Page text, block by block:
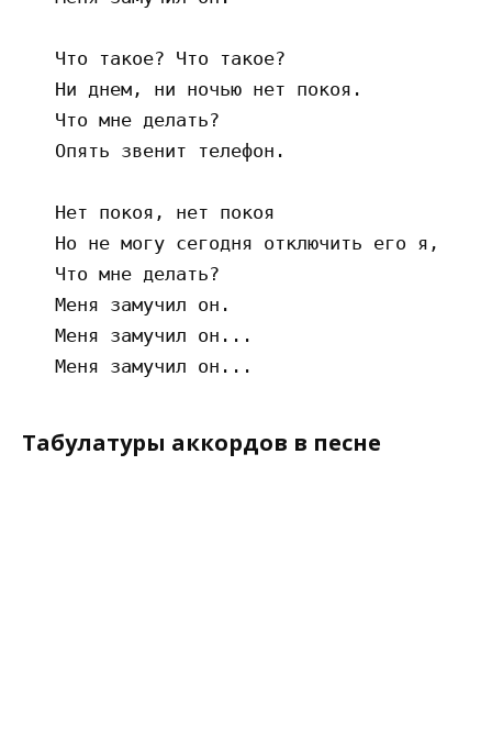
   Что такое? Что такое?
   Ни днем, ни ночью нет покоя.
   Что мне делать?
   Опять звенит телефон.
   Нет покоя, нет покоя
   Но не могу сегодня отключить его я,
   Что мне делать?
   Меня замучил он.
   Меня замучил он...
Табулатуры аккордов в песне